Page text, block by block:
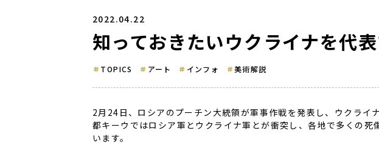
2022.04.22
知っておきたいウクライナを代
TOPICS アート インフォ 美術解説
2月 24 日、ロシアのプーチン大統領が軍事作戦を発表し、ウクライ
都キーウではロシア軍とウクライナ軍とが衝突し、各地で多くの
います。